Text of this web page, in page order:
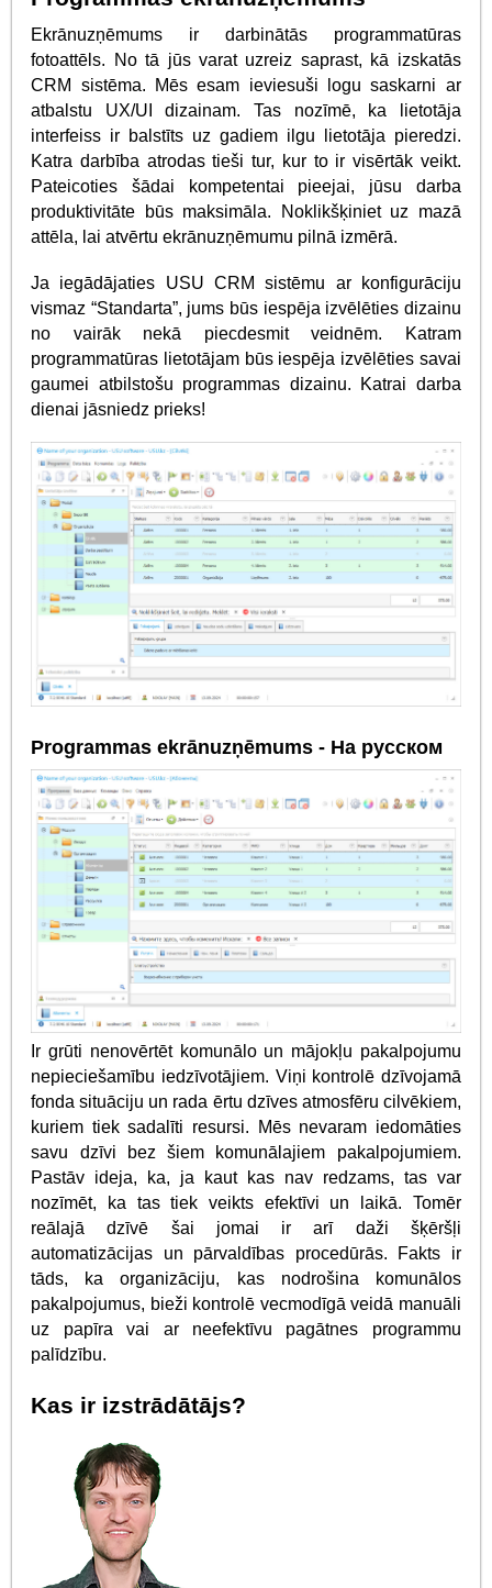
Ekrānuzņēmums ir darbinātās programmatūras
fotoattēls. No tā jūs varat uzreiz saprast, kā izskatās
CRM sistēma. Mēs esam ieviesuši logu saskarni ar
atbalstu UX/UI dizainam. Tas nozīmē, ka lietotāja
interfeiss ir balstīts uz gadiem ilgu lietotāja pieredzi.
Katra darbība atrodas tieši tur, kur to ir visērtāk veikt.
Pateicoties šādai kompetentai pieejai, jūsu darba
produktivitāte būs maksimāla. Noklikšķiniet uz mazā
attēla, lai atvērtu ekrānuzņēmumu pilnā izmērā.
Ja iegādājaties USU CRM sistēmu ar konfigurāciju
vismaz “Standarta”, jums būs iespēja izvēlēties dizainu
no vairāk nekā piecdesmit veidnēm. Katram
programmatūras lietotājam būs iespēja izvēlēties savai
gaumei atbilstošu programmas dizainu. Katrai darba
dienai jāsniedz prieks!
Programmas ekrānuzņēmums - На русском
Ir grūti nenovērtēt komunālo un mājokļu pakalpojumu
nepieciešamību iedzīvotājiem. Viņi kontrolē dzīvojamā
fonda situāciju un rada ērtu dzīves atmosfēru cilvēkiem,
kuriem tiek sadalīti resursi. Mēs nevaram iedomāties
savu dzīvi bez šiem komunālajiem pakalpojumiem.
Pastāv ideja, ka, ja kaut kas nav redzams, tas var
nozīmēt, ka tas tiek veikts efektīvi un laikā. Tomēr
reālajā dzīvē šai jomai ir arī daži šķēršļi
automatizācijas un pārvaldības procedūrās. Fakts ir
tāds, ka organizāciju, kas nodrošina komunālos
pakalpojumus, bieži kontrolē vecmodīgā veidā manuāli
uz papīra vai ar neefektīvu pagātnes programmu
palīdzību.
Kas ir izstrādātājs?